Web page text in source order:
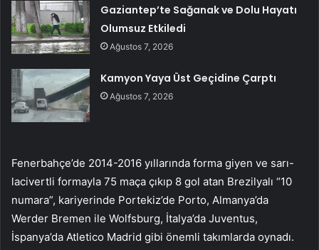
Gaziantep’te Sağanak ve Dolu Hayatı
Olumsuz Etkiledi
Ağustos 7, 2026
Kamyon Yaya Üst Geçidine Çarptı
Ağustos 7, 2026
Fenerbahçe’de 2014-2016 yıllarında forma giyen ve sarı-
lacivertli formayla 75 maça çıkıp 8 gol atan Brezilyalı “10
numara”, kariyerinde Portekiz’de Porto, Almanya’da
Werder Bremen ile Wolfsburg, İtalya’da Juventus,
İspanya’da Atletico Madrid gibi önemli takımlarda oynadı.